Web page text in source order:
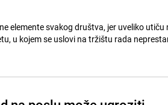
elemente svakog društva, jer uveliko utiču
u kojem se uslovi na tržištu rada